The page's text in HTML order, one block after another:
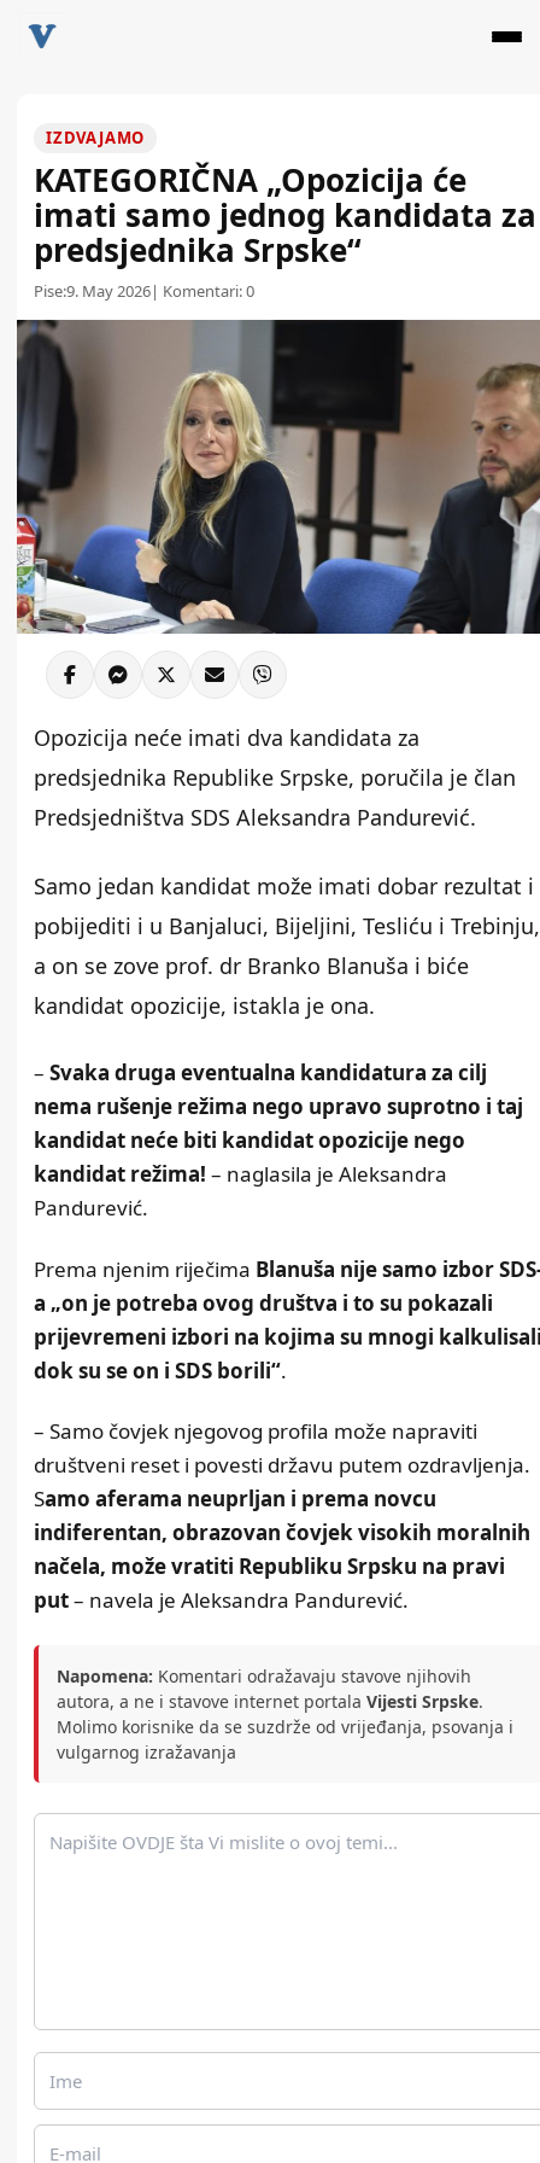
IZDVAJAMO
KATEGORIČNA „Opozicija će
imati samo jednog kandidata za
predsjednika Srpske“
Pise:9. May 2026| Komentari:0
Opozicija neće imati dva kandidata za
predsjednika Republike Srpske, poručila je član
Predsjedništva SDS Aleksandra Pandurević.
Samo jedan kandidat može imati dobar rezultat i
pobijediti i u Banjaluci, Bijeljini, Tesliću i Trebinju,
a on se zove prof. dr Branko Blanuša i biće
kandidat opozicije, istakla je ona.
– Svaka druga eventualna kandidatura za cilj
nema rušenje režima nego upravo suprotno i taj
kandidat neće biti kandidat opozicije nego
kandidat režima! – naglasila je Aleksandra
Pandurević.
Prema njenim riječima Blanuša nije samo izbor
a „on je potreba ovog društva i to su pokazali
prijevremeni izbori na kojima su mnogi
dok su se on i SDS borili“.
– Samo čovjek njegovog profila može napraviti
društveni reset i povesti državu putem ozdravljenja.
Samo aferama neuprljan i prema novcu
indiferentan, obrazovan čovjek visokih moralnih
načela, može vratiti Republiku Srpsku na pravi
put– navela je Aleksandra Pandurević.
Napomena: Komentari odražavaju stavove njihovih
autora, a ne i stavove internet portala Vijesti Srpske.
Molimo korisnike da se suzdrže od vrijeđanja, psovanja i
vulgarnog izražavanja